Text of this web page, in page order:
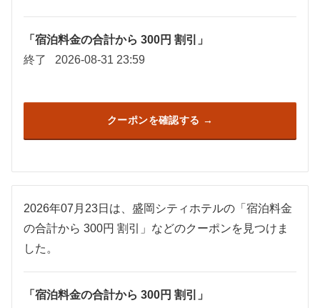
「宿泊料金の合計から 300円 割引」
終了
2026-08-31 23:59
クーポンを確認する
2026年07月23日は、盛岡シティホテルの「宿泊料金
の合計から 300円 割引」などのクーポンを見つけま
した。
「宿泊料金の合計から 300円 割引」